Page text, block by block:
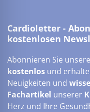
Cardioletter -
kostenlosen
Abonnieren Sie
kostenlos und
Neuigkeiten und
Fachartikel unserer
Herz und Ihre